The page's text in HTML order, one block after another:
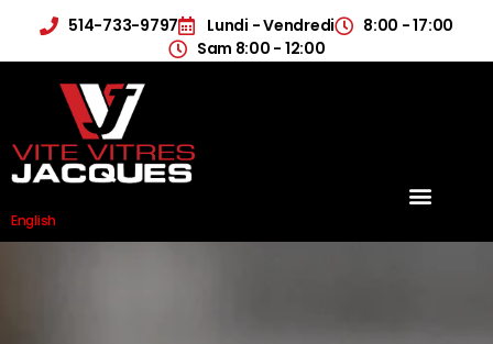
514-733-9797 Lundi - Vendredi
8:00 - 17:00
Sam 8:00 - 12:00
English